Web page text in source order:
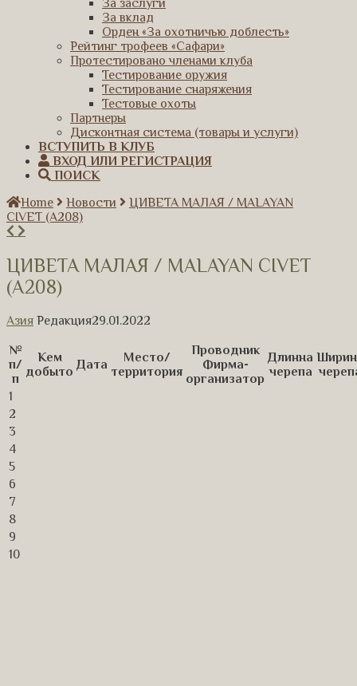
За заслуги
За вклад
Орден «За охотничью доблесть»
Рейтинг трофеев «Сафари»
Протестировано членами клуба
Тестирование оружия
Тестирование снаряжения
Тестовые охоты
Партнеры
Дисконтная система (товары и услуги)
ВСТУПИТЬ В КЛУБ
ВХОД ИЛИ РЕГИСТРАЦИЯ
ПОИСК
Home
Новости
ЦИВЕТА МАЛАЯ / MALAYAN
CIVET (A208)
ЦИВЕТА МАЛАЯ / MALAYAN CIVET
(A208)
Азия Редакция29.01.2022
№
п/
п
Кем
добыто Дата
Место/
территория
Проводник
Фирма-
организатор
Длинна
черепа
1
2
3
4
5
6
7
8
9
10